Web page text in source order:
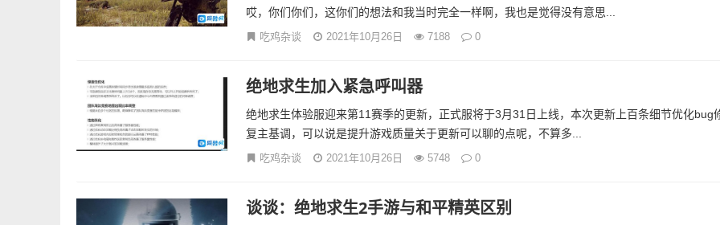
哎，你们你们，这你们的想法和我当时完全一样啊，我也是觉得没有意思...
吃鸡杂谈 2021年10月26日 7188 0
绝地求生加入紧急呼叫器
绝地求生体验服迎来第11赛季的更新，正式服将于3月31日上线，本次更新上百条细节优化bug
复主基调，可以说是提升游戏质量关于更新可以聊的点呢，不算多...
吃鸡杂谈 2021年10月26日 5748 0
谈谈：绝地求生2手游与和平精英区别